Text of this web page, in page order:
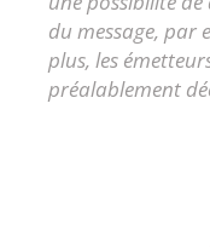
du message, par
plus, les
préalablement